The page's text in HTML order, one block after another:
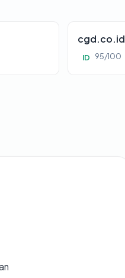
cgd.co.id
ID 95/100